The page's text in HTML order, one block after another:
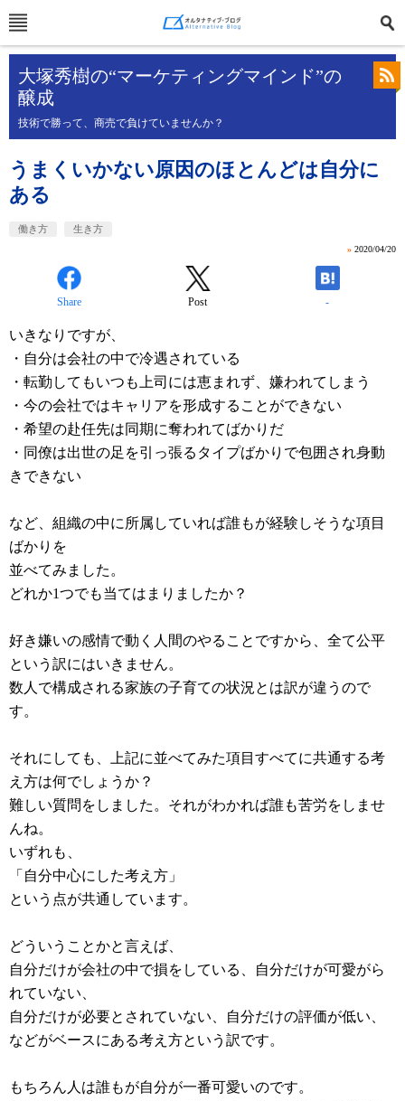
大塚秀樹の“マーケティングマインド”の
醸成
技術で勝って、商売で負けていませんか？
うまくいかない原因のほとんどは自分に
ある
働き方 生き方
» 2020/04/20
Share Post -
いきなりですが、
・自分は会社の中で冷遇されている
・転勤してもいつも上司には恵まれず、嫌われてしまう
・今の会社ではキャリアを形成することができない
・希望の赴任先は同期に奪われてばかりだ
・同僚は出世の足を引っ張るタイプばかりで包囲され身動
きできない
など、組織の中に所属していれば誰もが経験しそうな項目
ばかりを
並べてみました。
どれか1つでも当てはまりましたか？
好き嫌いの感情で動く人間のやることですから、全て公平
という訳にはいきません。
数人で構成される家族の子育ての状況とは訳が違うので
す。
それにしても、上記に並べてみた項目すべてに共通する考
え方は何でしょうか？
難しい質問をしました。それがわかれば誰も苦労をしませ
んね。
いずれも、
「自分中心にした考え方」
という点が共通しています。
どういうことかと言えば、
自分だけが会社の中で損をしている、自分だけが可愛がら
れていない、
自分だけが必要とされていない、自分だけの評価が低い、
などがベースにある考え方という訳です。
もちろん人は誰もが自分が一番可愛いのです。